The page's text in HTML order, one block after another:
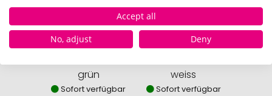
grün
Sofort verfügbar
weiss
Sofort verfügbar
Accept all
No, adjust
Deny